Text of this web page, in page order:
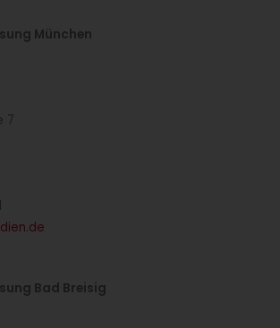
Welt. Mehr über das Erfolgsrezept
Hauses berichtet...
face” – Herzenswärme als